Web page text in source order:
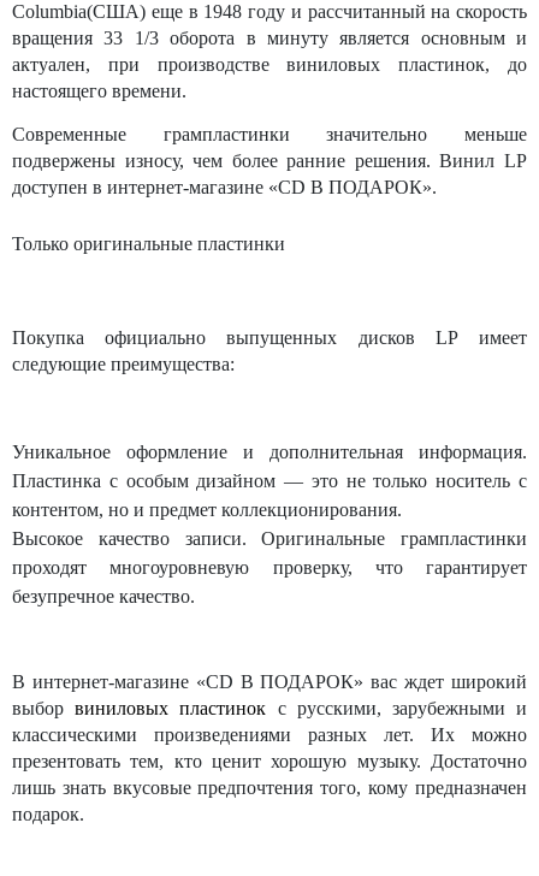
Columbia(США) еще в 1948 году и рассчитанный на скорость
вращения33 1/3оборота в минутуявляется основным и
актуален, при производстве виниловых пластинок, до
настоящего времени.
Современные грампластинки значительно меньше
подвержены износу, чем более ранние решения. Винил LP
доступен в интернет-магазине «CD В ПОДАРОК».
Только оригинальные пластинки
Покупка официально выпущенных дисков LPимеет
следующие преимущества:
Уникальное оформление и дополнительная информация.
Пластинка с особым дизайном — это не только носитель с
контентом, но и предмет коллекционирования.
Высокое качество записи. Оригинальные грампластинки
проходят многоуровневую проверку, что гарантирует
безупречное качество.
В интернет-магазине «CD В ПОДАРОК» вас ждет широкий
выборвиниловых пластинок с русскими, зарубежными и
классическими произведениями разных лет. Их можно
презентовать тем, кто ценит хорошую музыку. Достаточно
лишь знать вкусовые предпочтения того, кому предназначен
подарок.